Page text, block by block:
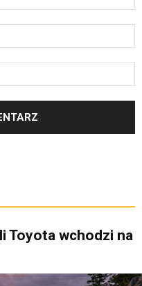
Toyota wchodzi na